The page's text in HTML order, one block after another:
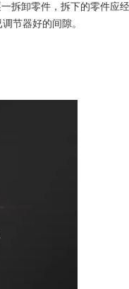
拆卸零件，拆下的零件应经
节器好的间隙。